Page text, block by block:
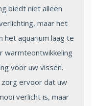
biedt niet alleen
maar het
het aquarium laag te
warmteontwikkeling
voor uw vissen.
zorg ervoor dat uw
verlicht is, maar